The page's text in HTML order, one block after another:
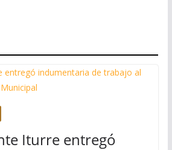
Iturre entregó